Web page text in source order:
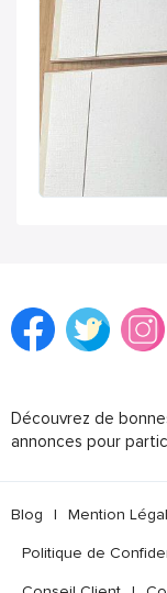
Découvrez de
annonces pour
Blog | Mention
Politique de